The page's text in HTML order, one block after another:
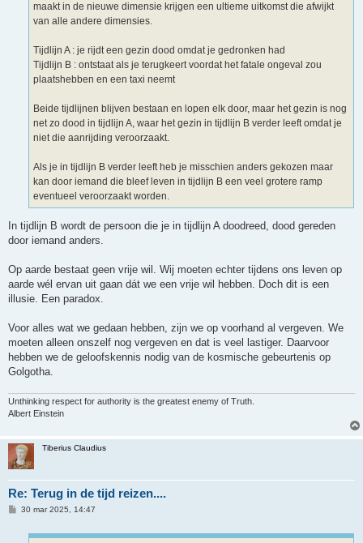
maakt in de nieuwe dimensie krijgen een ultieme uitkomst die afwijkt
van alle andere dimensies.
Tijdlijn A : je rijdt een gezin dood omdat je gedronken had
Tijdlijn B : ontstaat als je terugkeert voordat het fatale ongeval zou
plaatshebben en een taxi neemt
Beide tijdlijnen blijven bestaan en lopen elk door, maar het gezin is nog
net zo dood in tijdlijn A, waar het gezin in tijdlijn B verder leeft omdat je
niet die aanrijding veroorzaakt.
Als je in tijdlijn B verder leeft heb je misschien anders gekozen maar
kan door iemand die bleef leven in tijdlijn B een veel grotere ramp
eventueel veroorzaakt worden.
In tijdlijn B wordt de persoon die je in tijdlijn A doodreed, dood gereden
door iemand anders.
Op aarde bestaat geen vrije wil. Wij moeten echter tijdens ons leven op
aarde wél ervan uit gaan dát we een vrije wil hebben. Doch dit is een
illusie. Een paradox.
Voor alles wat we gedaan hebben, zijn we op voorhand al vergeven. We
moeten alleen onszelf nog vergeven en dat is veel lastiger. Daarvoor
hebben we de geloofskennis nodig van de kosmische gebeurtenis op
Golgotha.
Unthinking respect for authority is the greatest enemy of Truth.
Albert Einstein
Tiberius Claudius
Re: Terug in de tijd reizen....
B30 mar 2025, 14:47